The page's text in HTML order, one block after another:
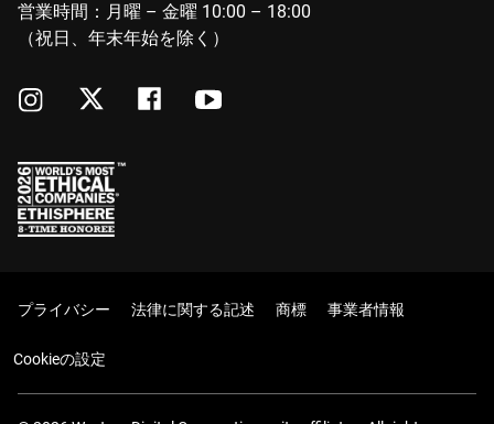
営業時間：月曜 – 金曜 10:00 – 18:00
（祝日、年末年始を除く）
プライバシー 法律に関する記述 商標 事業者情報
Cookieの設定